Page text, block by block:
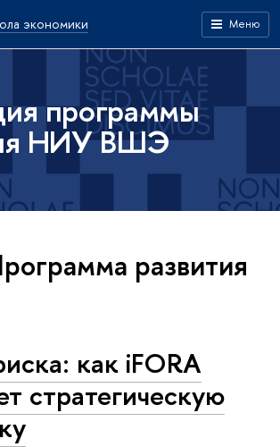
экономики Меню
программы
НИУ ВШЭ
развития
как iFORA
стратегическую